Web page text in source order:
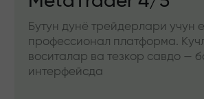
Бутун дунё трейдерлари учун
профессионал платформа.
воситалар ва тезкор савдо —
интерфейсда